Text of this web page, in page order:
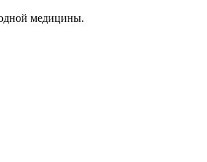
медицины.